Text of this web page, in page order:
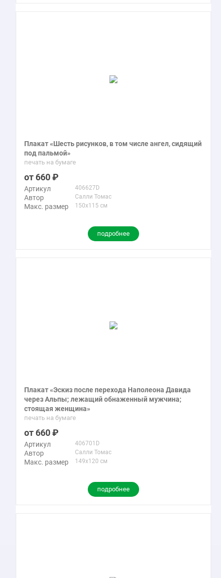
Плакат «Шесть рисунков, в том числе ангел, сидящий
под пальмой»
печать на бумаге
660
Артикул 406627D
Автор Салли Томас
Макс. размер 150x115 см
подробнее
Плакат «Эскиз после перехода Наполеона Давида
через Альпы; лежащий обнаженный мужчина;
стоящая женщина»
печать на бумаге
660
Артикул 406701D
Автор Салли Томас
Макс. размер 149x120 см
подробнее